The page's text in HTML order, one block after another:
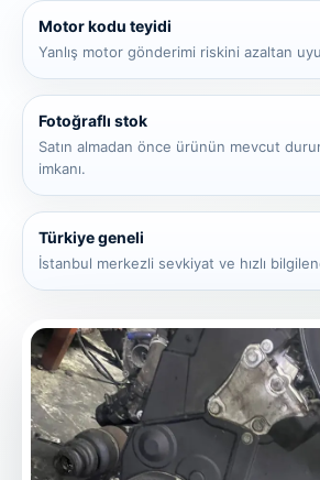
Motor kodu teyidi
Yanlış motor gönderimi riskini azaltan
Fotoğraflı stok
Satın almadan önce ürünün mevcut
imkanı.
Türkiye geneli
İstanbul merkezli sevkiyat ve hızlı